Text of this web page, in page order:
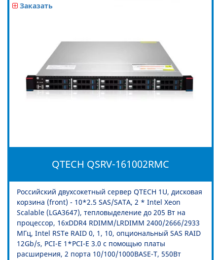
Заказать
QTECH QSRV-161002RMC
Российский двухсокетный сервер QTECH 1U, дисковая
корзина (front) - 10*2.5 SAS/SATA, 2 * Intel Xeon
Scalable (LGA3647), тепловыделение до 205 Вт на
процессор, 16xDDR4 RDIMM/LRDIMM 2400/2666/2933
МГц, Intel RSTe RAID 0, 1, 10, опциональный SAS RAID
12Gb/s, PCI-E 1*PCI-E 3.0 с помощью платы
расширения, 2 порта 10/100/1000BASE-T, 550Вт